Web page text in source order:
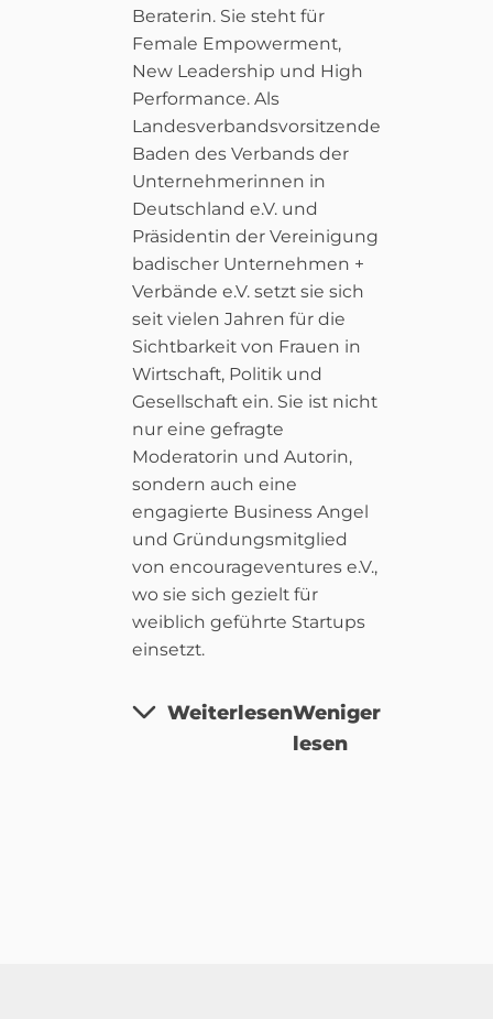
Beraterin. Sie steht für
Female Empowerment,
New Leadership und High
Performance. Als
Landesverbandsvorsitzende
Baden des Verbands der
Unternehmerinnen in
Deutschland e.V. und
Präsidentin der Vereinigung
badischer Unternehmen +
Verbände e.V. setzt sie sich
seit vielen Jahren für die
Sichtbarkeit von Frauen in
Wirtschaft, Politik und
Gesellschaft ein. Sie ist nicht
nur eine gefragte
Moderatorin und Autorin,
sondern auch eine
engagierte Business Angel
und Gründungsmitglied
von encourageventures e.V.,
wo sie sich gezielt für
weiblich geführte Startups
einsetzt.
WeiterlesenWeniger
lesen